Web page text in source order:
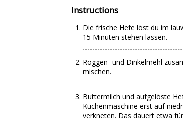
Instructions
Die frische Hefe löst du im
15 Minuten stehen lassen.
Roggen- und Dinkelmehl
mischen.
Buttermilch und aufgelöste
Küchenmaschine erst auf
verkneten. Das dauert etwa